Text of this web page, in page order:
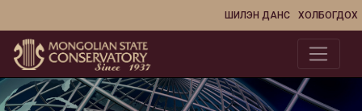
ХОЛБОГДОХ
ШИЛЭН ДАНС